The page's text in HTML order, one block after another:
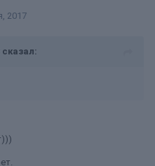
2017
сказал: